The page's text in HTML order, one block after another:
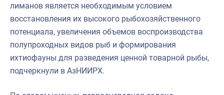
лиманов является необходимым условием
восстановления их высокого рыбохозяйственного
потенциала, увеличения объемов воспроизводства
полупроходных видов рыб и формирования
ихтиофауны для разведения ценной товарной рыбы,
подчеркнули в АзНИИРХ.